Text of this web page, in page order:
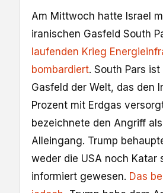
Am Mittwoch hatte Israel
iranischen Gasfeld South
laufenden Krieg
bombardiert. South Pars
Gasfeld der Welt, das den
Prozent mit Erdgas
bezeichnete den Angriff
Alleingang. Trump
weder die USA noch Katar
informiert gewesen. Das